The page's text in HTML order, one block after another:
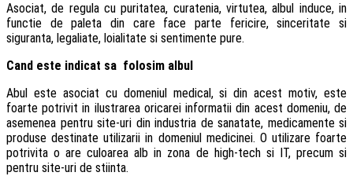
Asociat, de regula cu puritatea, curatenia, virtutea, albul induce, in
functie de paleta din care face parte fericire, sinceritate si
siguranta, legaliate, loialitate si sentimente pure.
Cand este indicat sa folosim albul
Abul este asociat cu domeniul medical, si din acest motiv, este
foarte potrivit in ilustrarea oricarei informatii din acest domeniu, de
asemenea pentru site-uri din industria de sanatate, medicamente si
produse destinate utilizarii in domeniul medicinei. O utilizare foarte
potrivita o are culoarea alb in zona de high-tech si IT, precum si
pentru site-uri de stiinta.